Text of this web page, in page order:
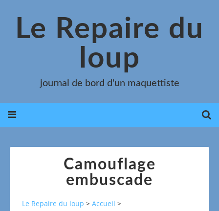
Le Repaire du
loup
journal de bord d'un maquettiste
Camouflage
embuscade
Le Repaire du loup > Accueil >